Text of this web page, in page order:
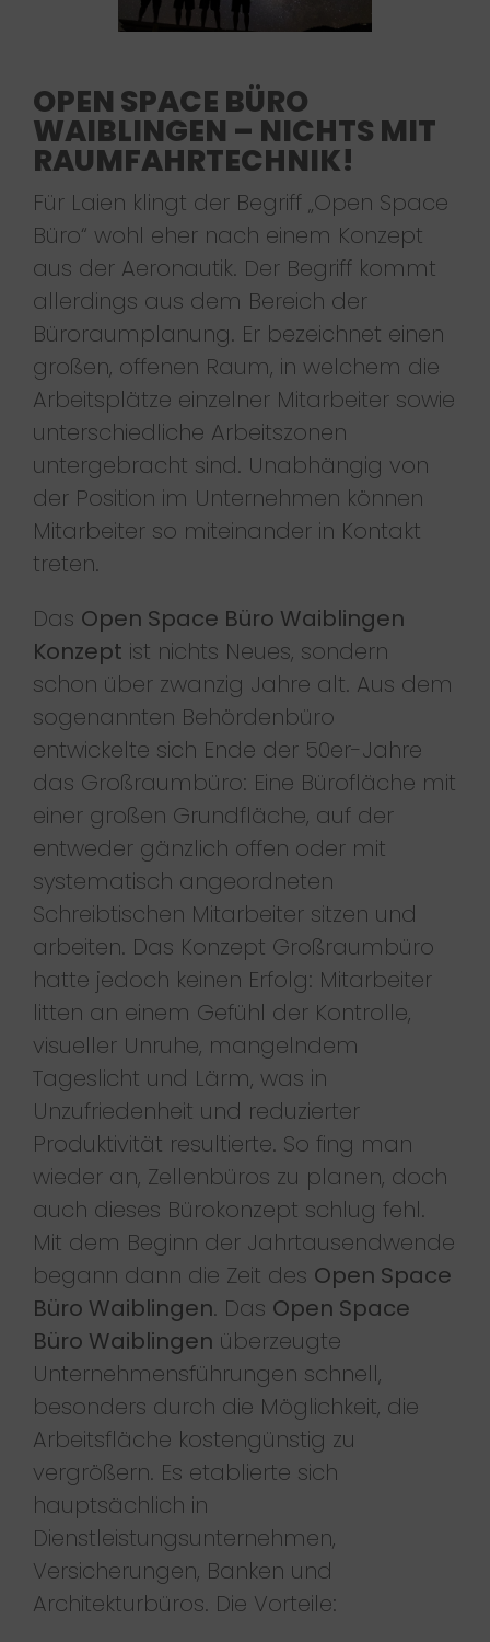
OPEN SPACE BÜRO
WAIBLINGEN – NICHTS MIT
RAUMFAHRTECHNIK!
Für Laien klingt der Begriff „Open Space
Büro“ wohl eher nach einem Konzept
aus der Aeronautik. Der Begriff kommt
allerdings aus dem Bereich der
Büroraumplanung. Er bezeichnet einen
großen, offenen Raum, in welchem die
Arbeitsplätze einzelner Mitarbeiter sowie
unterschiedliche Arbeitszonen
untergebracht sind. Unabhängig von
der Position im Unternehmen können
Mitarbeiter so miteinander in Kontakt
treten.
Das Open Space Büro Waiblingen
Konzept ist nichts Neues, sondern
schon über zwanzig Jahre alt. Aus dem
sogenannten Behördenbüro
entwickelte sich Ende der 50er-Jahre
das Großraumbüro: Eine Bürofläche mit
einer großen Grundfläche, auf der
entweder gänzlich offen oder mit
systematisch angeordneten
Schreibtischen Mitarbeiter sitzen und
arbeiten. Das Konzept Großraumbüro
hatte jedoch keinen Erfolg: Mitarbeiter
litten an einem Gefühl der Kontrolle,
visueller Unruhe, mangelndem
Tageslicht und Lärm, was in
Unzufriedenheit und reduzierter
Produktivität resultierte. So fing man
wieder an, Zellenbüros zu planen, doch
auch dieses Bürokonzept schlug fehl.
Mit dem Beginn der Jahrtausendwende
begann dann die Zeit des Open Space
Büro Waiblingen. Das Open Space
Büro Waiblingen überzeugte
Unternehmensführungen schnell,
besonders durch die Möglichkeit, die
Arbeitsfläche kostengünstig zu
vergrößern. Es etablierte sich
hauptsächlich in
Dienstleistungsunternehmen,
Versicherungen, Banken und
Architekturbüros. Die Vorteile: